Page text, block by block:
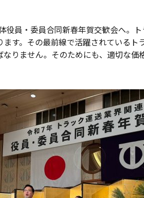
役員・委員合同新春年賀交歓会へ。
す。その最前線で活躍されている
りません。そのためにも、適切な